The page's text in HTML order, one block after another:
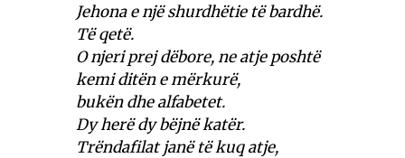
Jehona e një shurdhëtie të bardhë.
Të qetë.
O njeri prej dëbore, ne atje poshtë
kemi ditën e mërkurë,
bukën dhe alfabetet.
Dy herë dy bëjnë katër.
Trëndafilat janë të kuq atje,